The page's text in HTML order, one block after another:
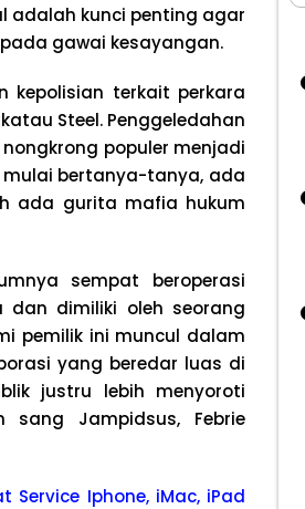
adalah kunci penting agar
gawai kesayangan.
kepolisian terkait perkara
Steel. Penggeledahan
populer menjadi
mulai bertanya-tanya, ada
ada gurita mafia hukum
sempat beroperasi
dan dimiliki oleh seorang
pemilik ini muncul dalam
yang beredar luas di
justru lebih menyoroti
Jampidsus, Febrie
Service Iphone, iMac, iPad